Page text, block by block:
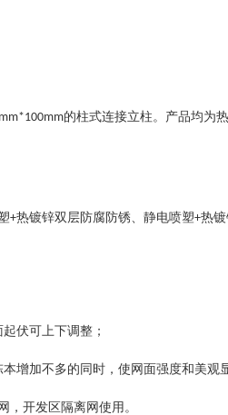
的柱式连接立柱。产品均为
+热镀锌双层防腐防锈、静电喷塑+热镀
伏可上下调整；
增加不多的同时，使网面强度和美观
，开发区隔离网使用。